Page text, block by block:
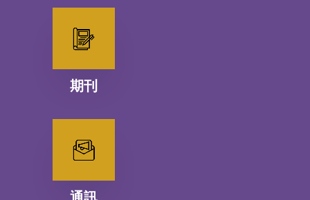
期刊